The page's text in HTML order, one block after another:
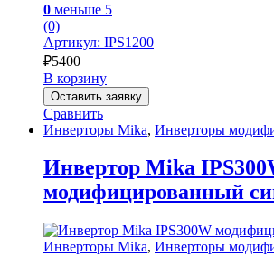
0 меньше 5
(0)
Артикул: IPS1200
₽5400
В корзину
Оставить заявку
Сравнить
Инверторы Mika, Инверторы
Инвертор Mika
модифицированный
Инверторы Mika, Инверторы